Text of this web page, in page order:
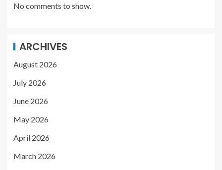
No comments to show.
ARCHIVES
August 2026
July 2026
June 2026
May 2026
April 2026
March 2026